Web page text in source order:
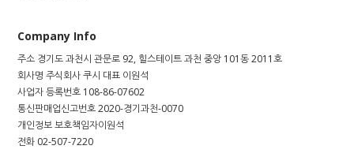
Company Info
주소 경기도 과천시 관문로 92, 힐스테이트 과천 중앙 101동 2011호
회사명 주식회사 쿠시 대표 이원석
사업자 등록번호 108-86-07602
통신판매업신고번호2020-경기과천-0070
개인정보 보호책임자이원석
전화 02-507-7220